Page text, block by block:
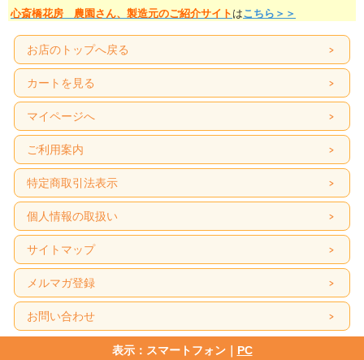
心斎橋花房 農園さん、製造元のご紹介サイト はこちら＞＞
お店のトップへ戻る
カートを見る
マイページへ
ご利用案内
特定商取引法表示
個人情報の取扱い
サイトマップ
メルマガ登録
お問い合わせ
表示：スマートフォン｜ PC